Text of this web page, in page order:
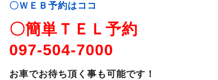
〇ＷＥＢ予約はココ
〇簡単ＴＥＬ予約
097-504-7000
お車でお待ち頂く事も可能です！